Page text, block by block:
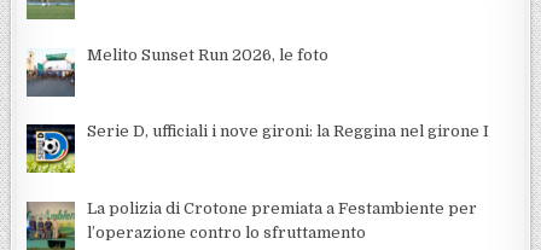
Melito Sunset Run 2026, le foto
Serie D, ufficiali i nove gironi: la Reggina nel girone I
La polizia di Crotone premiata a Festambiente per
l’operazione contro lo sfruttamento